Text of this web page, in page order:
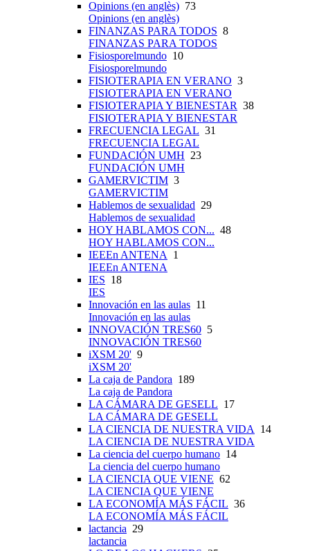
Opinions (en anglès) 73
Opinions (en anglès)
FINANZAS PARA TODOS 8
FINANZAS PARA TODOS
Fisiosporelmundo 10
Fisiosporelmundo
FISIOTERAPIA EN VERANO 3
FISIOTERAPIA EN VERANO
FISIOTERAPIA Y BIENESTAR 38
FISIOTERAPIA Y BIENESTAR
FRECUENCIA LEGAL 31
FRECUENCIA LEGAL
FUNDACIÓN UMH 23
FUNDACIÓN UMH
GAMERVICTIM 3
GAMERVICTIM
Hablemos de sexualidad 29
Hablemos de sexualidad
HOY HABLAMOS CON... 48
HOY HABLAMOS CON...
IEEEn ANTENA
1
IEEEn ANTENA
IES 18
IES
Innovación en las aulas 11
Innovación en las aulas
INNOVACIÓN TRES60 5
INNOVACIÓN TRES60
iXSM 20' 9
iXSM 20'
La caja de Pandora 189
La caja de Pandora
LA CÁMARA DE GESELL 17
LA CÁMARA DE GESELL
LA CIENCIA DE NUESTRA VIDA
14
LA CIENCIA DE NUESTRA VIDA
La ciencia del cuerpo humano 14
La ciencia del cuerpo humano
LA CIENCIA QUE VIENE 62
LA CIENCIA QUE VIENE
LA ECONOMÍA MÁS FÁCIL 36
LA ECONOMÍA MÁS FÁCIL
lactancia 29
lactancia